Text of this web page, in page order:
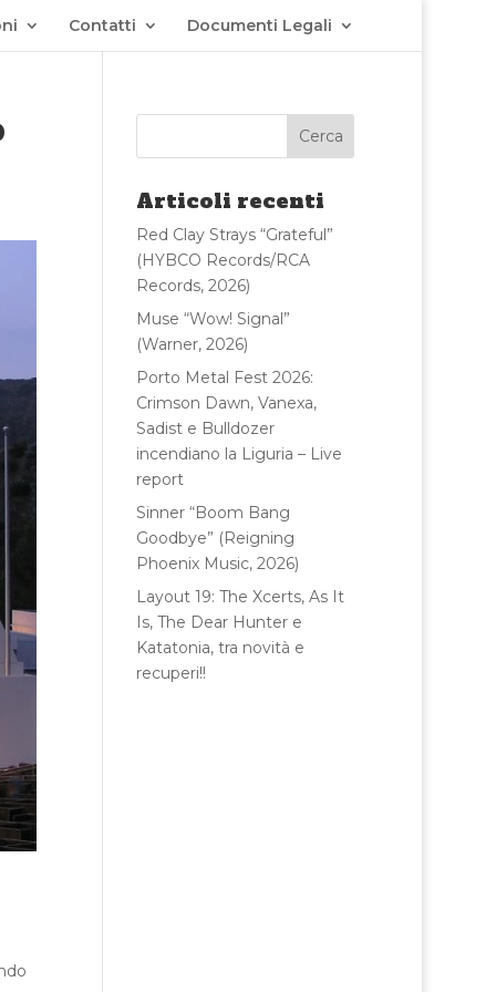
Contatti Documenti Legali
Articoli recenti
Red Clay Strays “Grateful”
(HYBCO Records/RCA
Records, 2026)
Muse “Wow! Signal”
(Warner, 2026)
Porto Metal Fest 2026:
Crimson Dawn, Vanexa,
Sadist e Bulldozer
incendiano la Liguria – Live
report
Sinner “Boom Bang
Goodbye” (Reigning
Phoenix Music, 2026)
Layout 19: The Xcerts, As It
Is, The Dear Hunter e
Katatonia, tra novità e
recuperi!!